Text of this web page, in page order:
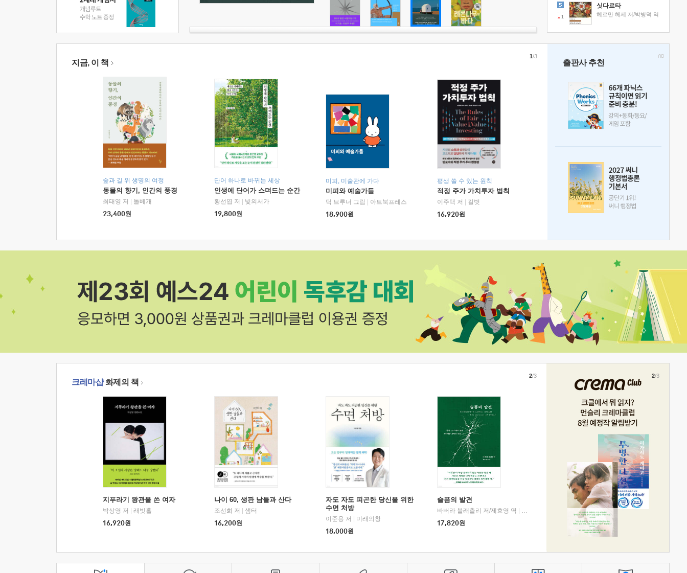
1
싯다르타
헤르만 헤세 저/박병덕 역
지금, 이 책
숲과 길 위 생명의 여정
동물의 향기, 인간의 풍경
최태영 저
돌베개
23,400원
단어 하나로 바뀌는 세상
인생에 단어가 스며드는 순간
황선엽 저
빛의서가
19,800원
미피, 미술관에 가다
미피와 예술가들
딕 브루너 그림
아트북프레스
18,900원
평생 쓸 수 있는 원칙
적정 주가 가치투자 법칙
이주택 저
길벗
16,920원
1/3
출판사 추천
크레마샵화제의 책
지푸라기 왕관을 쓴 여자
박상영 저
래빗홀
16,920원
나이 60, 생판 남들과 산다
조선희 저
샘터
16,200원
자도 자도 피곤한 당신을 위한
수면 처방
이준용 저
미래의창
18,000원
슬픔의 발견
바버라 블래츨리 저/제효영 역
디플롯
17,820원
2/3 2/3